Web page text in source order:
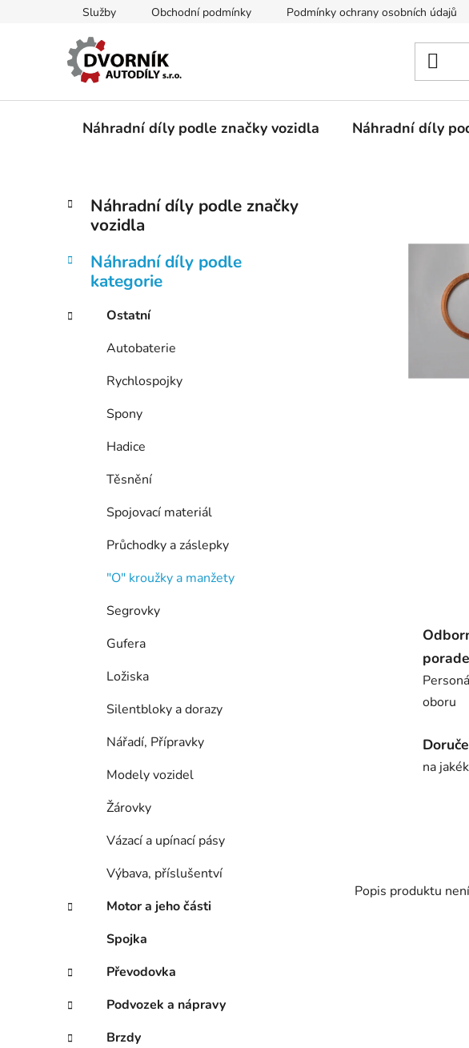
Služby Obchodní podmínky Podmínky ochrany osobních údajů
Náhradní díly podle značky vozidla Náhradní díly
P
t
n
Přeskočit
kategorie
K
a
g
i
Náhradní díly podle značky
vozidla
Náhradní díly podle
kategorie
Ostatní
Autobaterie
Rychlospojky
Spony
Hadice
Těsnění
Spojovací materiál
Průchodky a záslepky
"O" kroužky a manžety
Segrovky
Gufera
Ložiska
Silentbloky a dorazy
Nářadí, Přípravky
Modely vozidel
Žárovky
Vázací a upínací pásy
Výbava, příslušentví
Motor a jeho části
Spojka
Převodovka
Podvozek a nápravy
Brzdy
oboru
na
Popis produktu